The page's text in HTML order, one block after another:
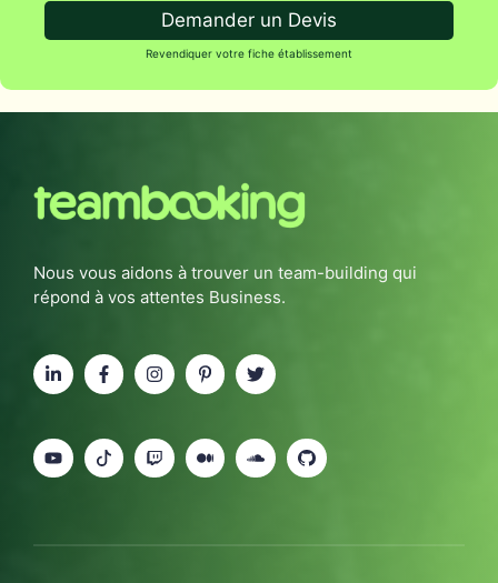
Demander un Devis
Revendiquer votre fiche établissement
Nous vous aidons à trouver un team-building qui
répond à vos attentes Business.